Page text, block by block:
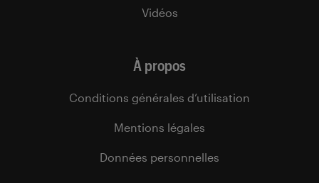
Vidéos
À propos
Conditions générales d’utilisation
Mentions légales
Données personnelles